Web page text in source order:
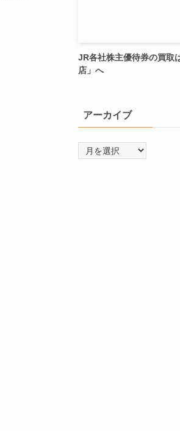
JR各社株主優待券の買取
店」へ
アーカイブ
ー